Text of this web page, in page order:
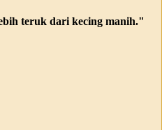
teruk dari kecing manih."